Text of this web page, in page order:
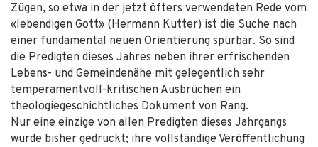
Zügen, so etwa in der jetzt öfters verwendeten Rede vom
«lebendigen Gott» (Hermann Kutter) ist die Suche nach
einer fundamental neuen Orientierung spürbar. So sind
die Predigten dieses Jahres neben ihrer erfrischenden
Lebens- und Gemeindenähe mit gelegentlich sehr
temperamentvoll-kritischen Ausbrüchen ein
theologiegeschichtliches Dokument von Rang.
Nur eine einzige von allen Predigten dieses Jahrgangs
wurde bisher gedruckt; ihre vollständige Veröffentlichung